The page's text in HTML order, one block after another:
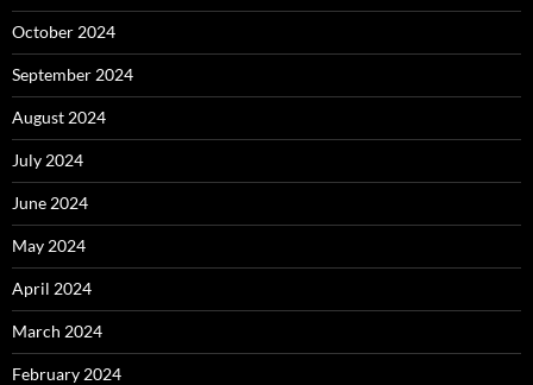
October 2024
September 2024
August 2024
July 2024
June 2024
May 2024
April 2024
March 2024
February 2024